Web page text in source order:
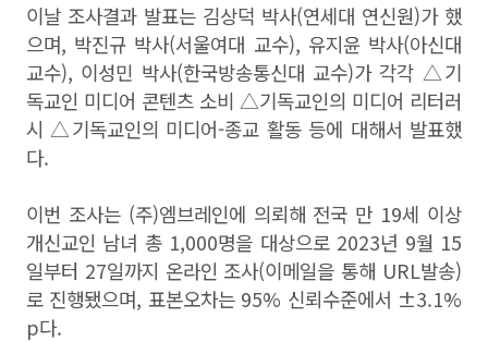
이날 조사결과 발표는 김상덕 박사(연세대 연신원)가 했
으며, 박진규 박사(서울여대 교수), 유지윤 박사(아신대
교수), 이성민 박사(한국방송통신대 교수)가 각각 △기
독교인 미디어 콘텐츠 소비 △기독교인의 미디어 리터러
시 △기독교인의 미디어-종교 활동 등에 대해서 발표했
다.
이번 조사는 (주)엠브레인에 의뢰해 전국 만 19세 이상
개신교인 남녀 총 1,000명을 대상으로 2023년 9월 15
일부터 27일까지 온라인 조사(이메일을 통해 URL발송)
로 진행됐으며, 표본오차는 95% 신뢰수준에서 ±3.1%
p다.